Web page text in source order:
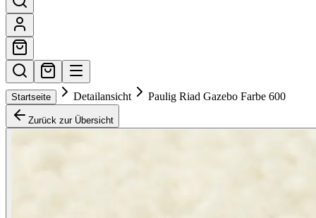
Startseite Detailansicht Paulig Riad Gazebo Farbe 600
Zurück zur Übersicht